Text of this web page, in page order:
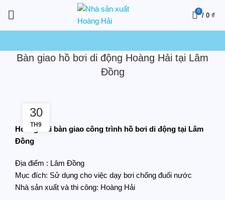
0
/ 0 ₫
Bàn giao hồ bơi di động Hoàng Hải tại Lâm
Đồng
30
TH9
Hoàng Hải bàn giao công trình hồ bơi di động tại Lâm
Đồng
Địa điểm : Lâm Đồng
Mục đích: Sử dụng cho việc dạy bơi chống đuối nước
Nhà sản xuất và thi công: Hoàng Hải